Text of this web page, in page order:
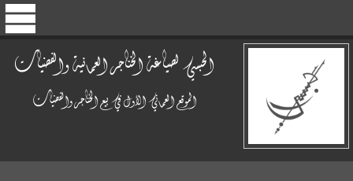
الحبسي لصياغة الخناجر العمانية والفضيات
الموقع العماني الأول في بيع الخناجر والفضيات